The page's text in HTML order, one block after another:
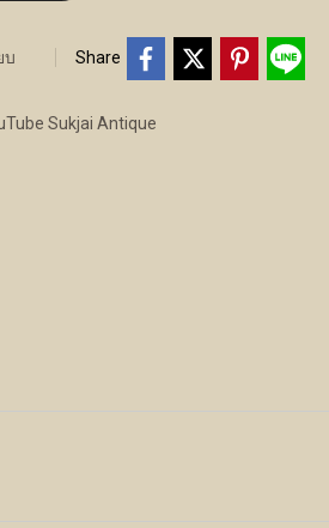
บ Share
Sukjai Antique